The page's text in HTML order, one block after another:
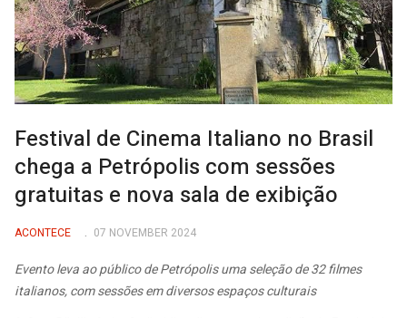
Festival de Cinema Italiano no Brasil
chega a Petrópolis com sessões
gratuitas e nova sala de exibição
ACONTECE 07 NOVEMBER 2024
Evento leva ao público de Petrópolis uma seleção de 32 filmes
italianos, com sessões em diversos espaços culturais